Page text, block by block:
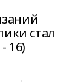
стал
16)